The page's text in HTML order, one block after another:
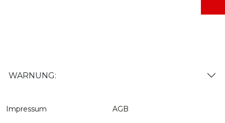
WARNUNG:
Impressum AGB